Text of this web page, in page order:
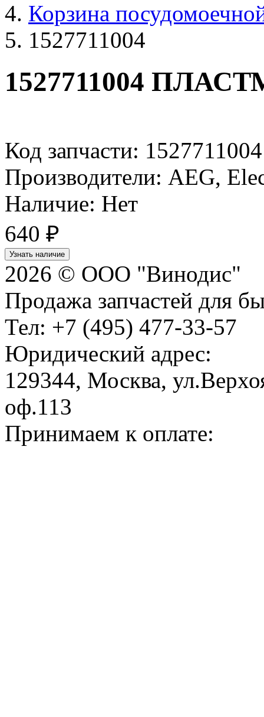
Корзина
1527711004
1527711004
Код запчасти: 1527711004
Производители: AEG,
Наличие: Нет
640 ₽
Узнать наличие
2026 © ООО "Винодис"
Продажа запчастей для
Тел: +7 (495) 477-33-57
Юридический адрес:
129344, Москва,
оф.113
Принимаем к оплате: